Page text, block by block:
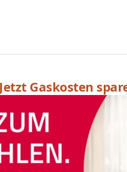
Jetzt Gaskosten